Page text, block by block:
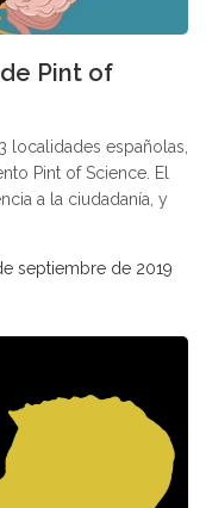
Pint of
localidades españolas,
Pint of Science. El
a la ciudadanía, y
septiembre de 2019